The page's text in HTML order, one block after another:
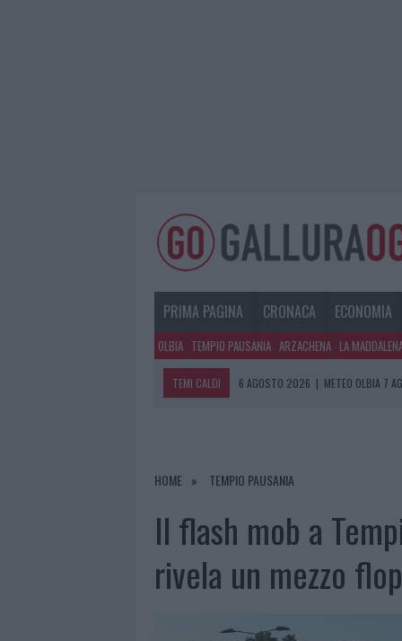
PRIMA PAGINA CRONACA ECONOMIA
OLBIA TEMPIO PAUSANIA ARZACHENA LA
TEMI CALDI 6 AGOSTO 2026 | METEO OLBIA 7
6 AGOSTO 2026 | CALANGIANUS, ALLARME SUL
HOME TEMPIO PAUSANIA
Il flash mob a
rivela un mezzo flop